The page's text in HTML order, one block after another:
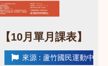
10月單月課表】
來源 : 蘆竹國民運動中心